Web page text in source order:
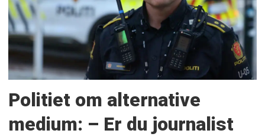
Politiet om alternative
medium: – Er du journalist